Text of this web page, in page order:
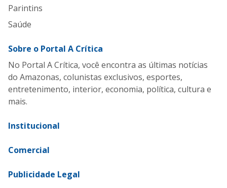
Parintins
Saúde
Sobre o Portal A Crítica
No Portal A Crítica, você encontra as últimas notícias
do Amazonas, colunistas exclusivos, esportes,
entretenimento, interior, economia, política, cultura e
mais.
Institucional
Comercial
Publicidade Legal